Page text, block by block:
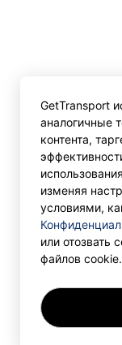
GetTransport
аналогичные
контента,
изменяя
условиями,
или отозвать
файлов cookie.